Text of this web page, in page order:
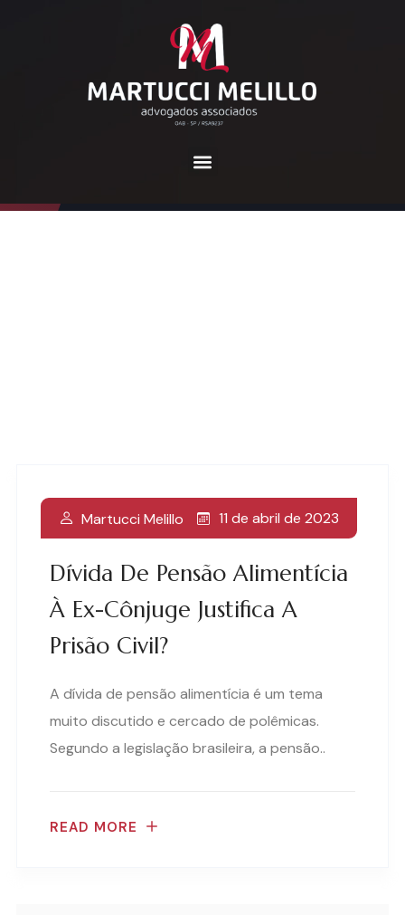
prisão civil
Dívida De Pensão Alimentícia
À Ex-Cônjuge Justifica A
Prisão Civil?
Martucci Melillo 11 de abril de 2023
A dívida de pensão alimentícia é um tema
muito discutido e cercado de polêmicas.
Segundo a legislação brasileira, a pensão..
READ MORE